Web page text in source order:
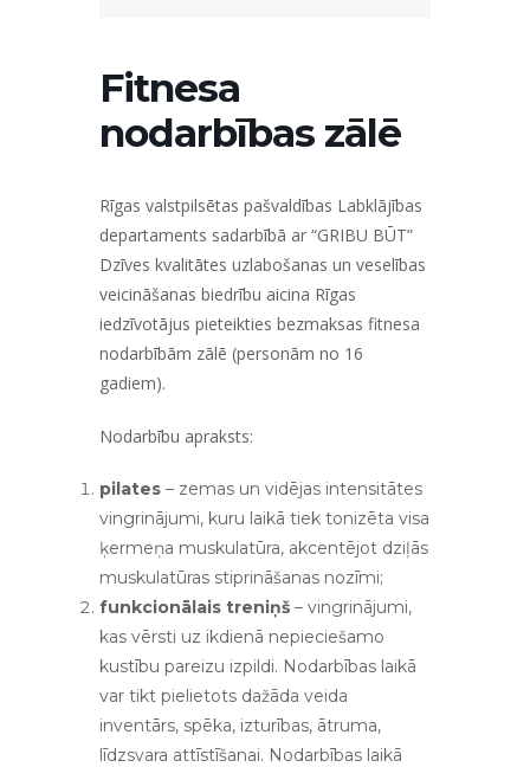
Fitnesa
nodarbības zālē
Rīgas valstpilsētas pašvaldības Labklājības
departaments sadarbībā ar “GRIBU BŪT”
Dzīves kvalitātes uzlabošanas un veselības
veicināšanas biedrību aicina Rīgas
iedzīvotājus pieteikties bezmaksas fitnesa
nodarbībām zālē (personām no 16
gadiem).
Nodarbību apraksts:
pilates – zemas un vidējas intensitātes
vingrinājumi, kuru laikā tiek tonizēta visa
ķermeņa muskulatūra, akcentējot dziļās
muskulatūras stiprināšanas nozīmi;
funkcionālais treniņš – vingrinājumi,
kas vērsti uz ikdienā nepieciešamo
kustību pareizu izpildi. Nodarbības laikā
var tikt pielietots dažāda veida
inventārs, spēka, izturības, ātruma,
līdzsvara attīstīšanai. Nodarbības laikā